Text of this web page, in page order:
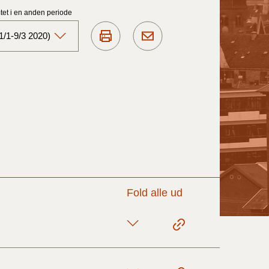
i en anden periode
1-9/3 2020)
Fold alle ud